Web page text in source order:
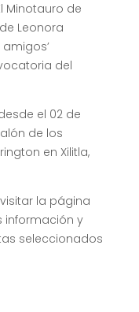
Minotauro de
Leonora
del
el 02 de
de los
en Xilitla,
la página
información y
seleccionados